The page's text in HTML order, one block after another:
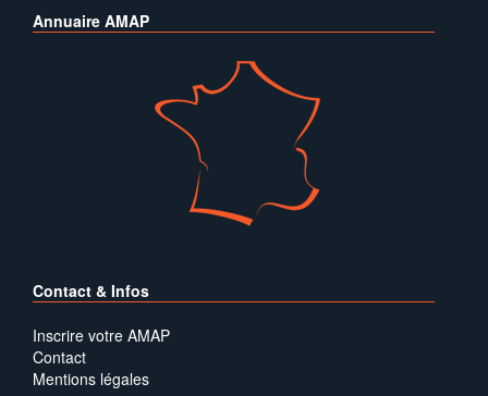
Annuaire AMAP
Contact & Infos
Inscrire votre AMAP
Contact
Mentions légales